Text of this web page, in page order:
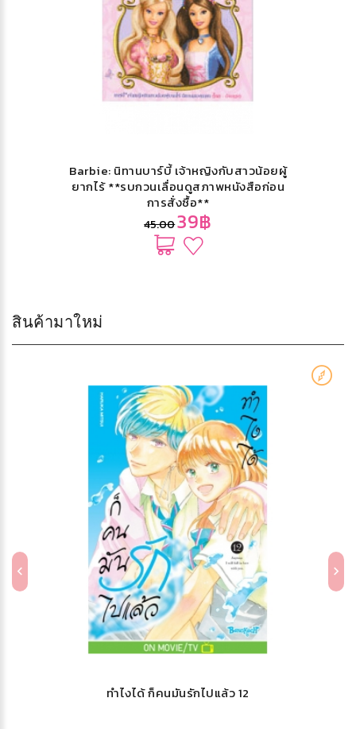
Barbie: นิทานบาร์บี้ เจ้าหญิงกับสาวน้อยผู้
ยากไร้ **รบกวนเลื่อนดูสภาพหนังสือก่อน
การสั่งซื้อ**
45.0039฿
สินค้ามาใหม่
ทำไงได้ ก็คนมันรักไปแล้ว 12